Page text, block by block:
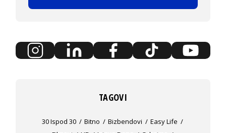
TAGOVI
30 Ispod 30 Bitno Bizbendovi
Easy Life